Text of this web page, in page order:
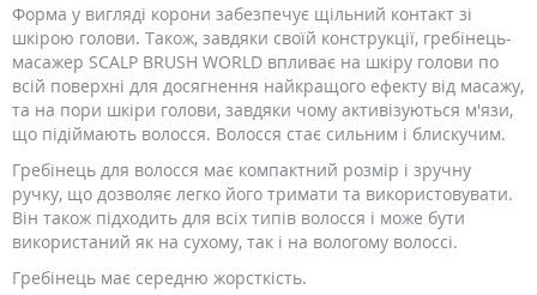
Форма у вигляді корони забезпечує щільний контакт зі
шкірою голови. Також, завдяки своїй конструкції, гребінець-
масажер SCALP BRUSH WORLD впливає на шкіру голови по
всій поверхні для досягнення найкращого ефекту від масажу,
та на пори шкіри голови, завдяки чому активізуються м'язи,
що підіймають волосся. Волосся стає сильним і блискучим.
Гребінець для волосся має компактний розмір і зручну
ручку, що дозволяє легко його тримати та використовувати.
Він також підходить для всіх типів волосся і може бути
використаний як на сухому, так і на вологому волоссі.
Гребінець має середню жорсткість.